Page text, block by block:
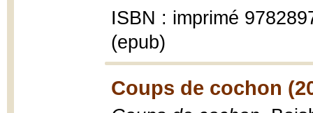
ISBN : imprimé
(epub)
Coups de cochon